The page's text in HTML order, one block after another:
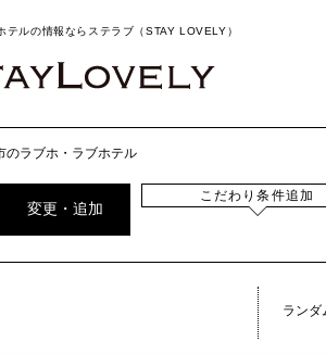
テルの情報ならステラブ（STAY LOVELY）
のラブホ・ラブホテル
変更・追加
こだわり条件追加
ランダ